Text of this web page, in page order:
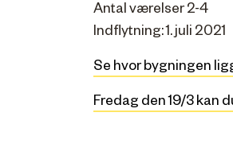
Antal værelser 2-4
Indflytning: 1. juli 2021
Se hvor bygningen
Fredag den 19/3 kan